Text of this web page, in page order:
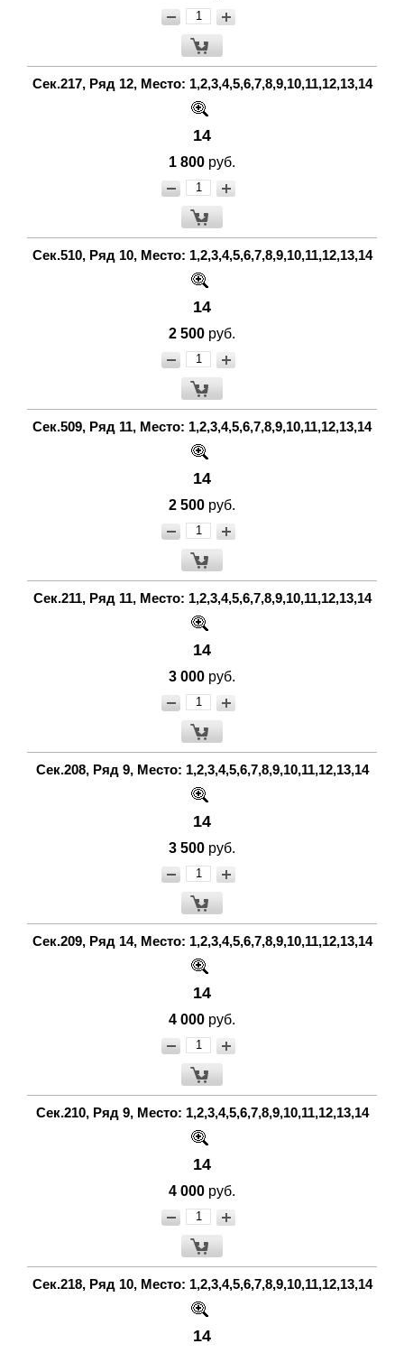
Сек.217, Ряд 12, Место: 1,2,3,4,5,6,7,8,9,10,11,12,13,14
14
1 800 руб.
Сек.510, Ряд 10, Место: 1,2,3,4,5,6,7,8,9,10,11,12,13,14
14
2 500 руб.
Сек.509, Ряд 11, Место: 1,2,3,4,5,6,7,8,9,10,11,12,13,14
14
2 500 руб.
Сек.211, Ряд 11, Место: 1,2,3,4,5,6,7,8,9,10,11,12,13,14
14
3 000 руб.
Сек.208, Ряд 9, Место: 1,2,3,4,5,6,7,8,9,10,11,12,13,14
14
3 500 руб.
Сек.209, Ряд 14, Место: 1,2,3,4,5,6,7,8,9,10,11,12,13,14
14
4 000 руб.
Сек.210, Ряд 9, Место: 1,2,3,4,5,6,7,8,9,10,11,12,13,14
14
4 000 руб.
Сек.218, Ряд 10, Место: 1,2,3,4,5,6,7,8,9,10,11,12,13,14
14